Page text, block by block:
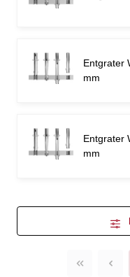
Entgrater
mm
Entgrater
mm